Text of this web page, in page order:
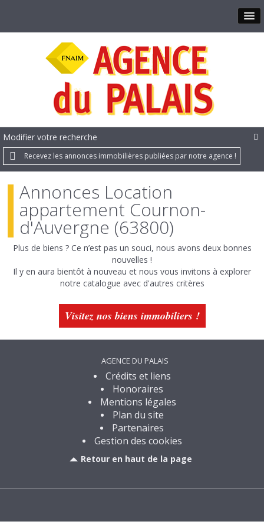
Modifier votre recherche
Recevez les annonces immobilières publiées par notre agence !
Annonces Location
appartement Cournon-
d'Auvergne (63800)
Plus de biens ? Ce n’est pas un souci, nous avons deux bonnes
nouvelles !
Il y en aura bientôt à nouveau et nous vous invitons à explorer
notre catalogue avec d'autres critères
Visitez nos biens immobiliers !
AGENCE DU PALAIS
Crédits et liens
Honoraires
Mentions légales
Plan du site
Partenaires
Gestion des cookies
Retour en haut de la page